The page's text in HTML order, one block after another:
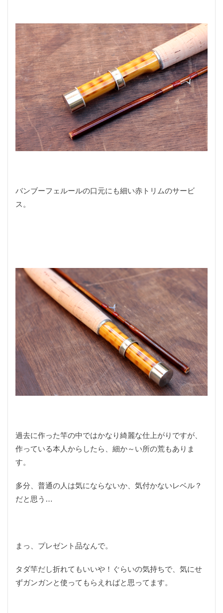
バンブーフェルールの口元にも細い赤トリムのサービ
ス。
過去に作った竿の中ではかなり綺麗な仕上がりですが、
作っている本人からしたら、細か～い所の荒もありま
す。
多分、普通の人は気にならないか、気付かないレベル？
だと思う…
まっ、プレゼント品なんで。
タダ竿だし折れてもいいや！ぐらいの気持ちで、気にせ
ずガンガンと使ってもらえればと思ってます。